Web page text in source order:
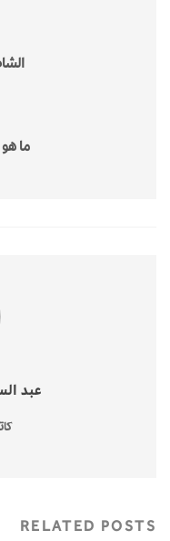
ما
عبد
RELATED POSTS